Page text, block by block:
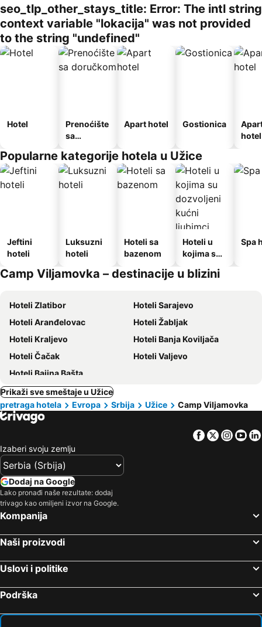
seo_tlp_other_stays_title: Error: The intl string
context variable "lokacija" was not provided
to the string "undefined"
Hotel
Prenoćište
sa
Apart hotel Gostionica
hotel
Popularne kategorije hotela u Užice
Jeftini
hoteli
Luksuzni
hoteli
Hoteli sa
bazenom
Hoteli u
kojima su
kućni
Spa
Camp Viljamovka – destinacije u blizini
Hoteli Zlatibor
Hoteli Sarajevo
Hoteli Aranđelovac
Hoteli Žabljak
Hoteli Kraljevo
Hoteli Banja Koviljača
Hoteli Čačak
Hoteli Valjevo
Hoteli Bajina Bašta
Prikaži sve smeštaje u Užice
pretraga hotela
Evropa Srbija Užice Camp Viljamovka
Facebook
Twitter
Izaberi svoju zemlju
Dodaj na Google
Lako pronađi naše rezultate: dodaj
trivago kao omiljeni izvor na Google.
Kompanija
Naši proizvodi
Uslovi i politike
Podrška